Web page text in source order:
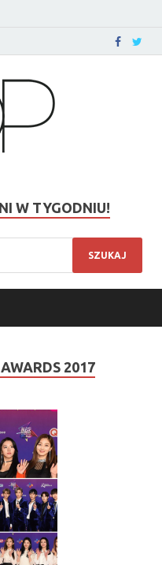
W TYGODNIU!
2017